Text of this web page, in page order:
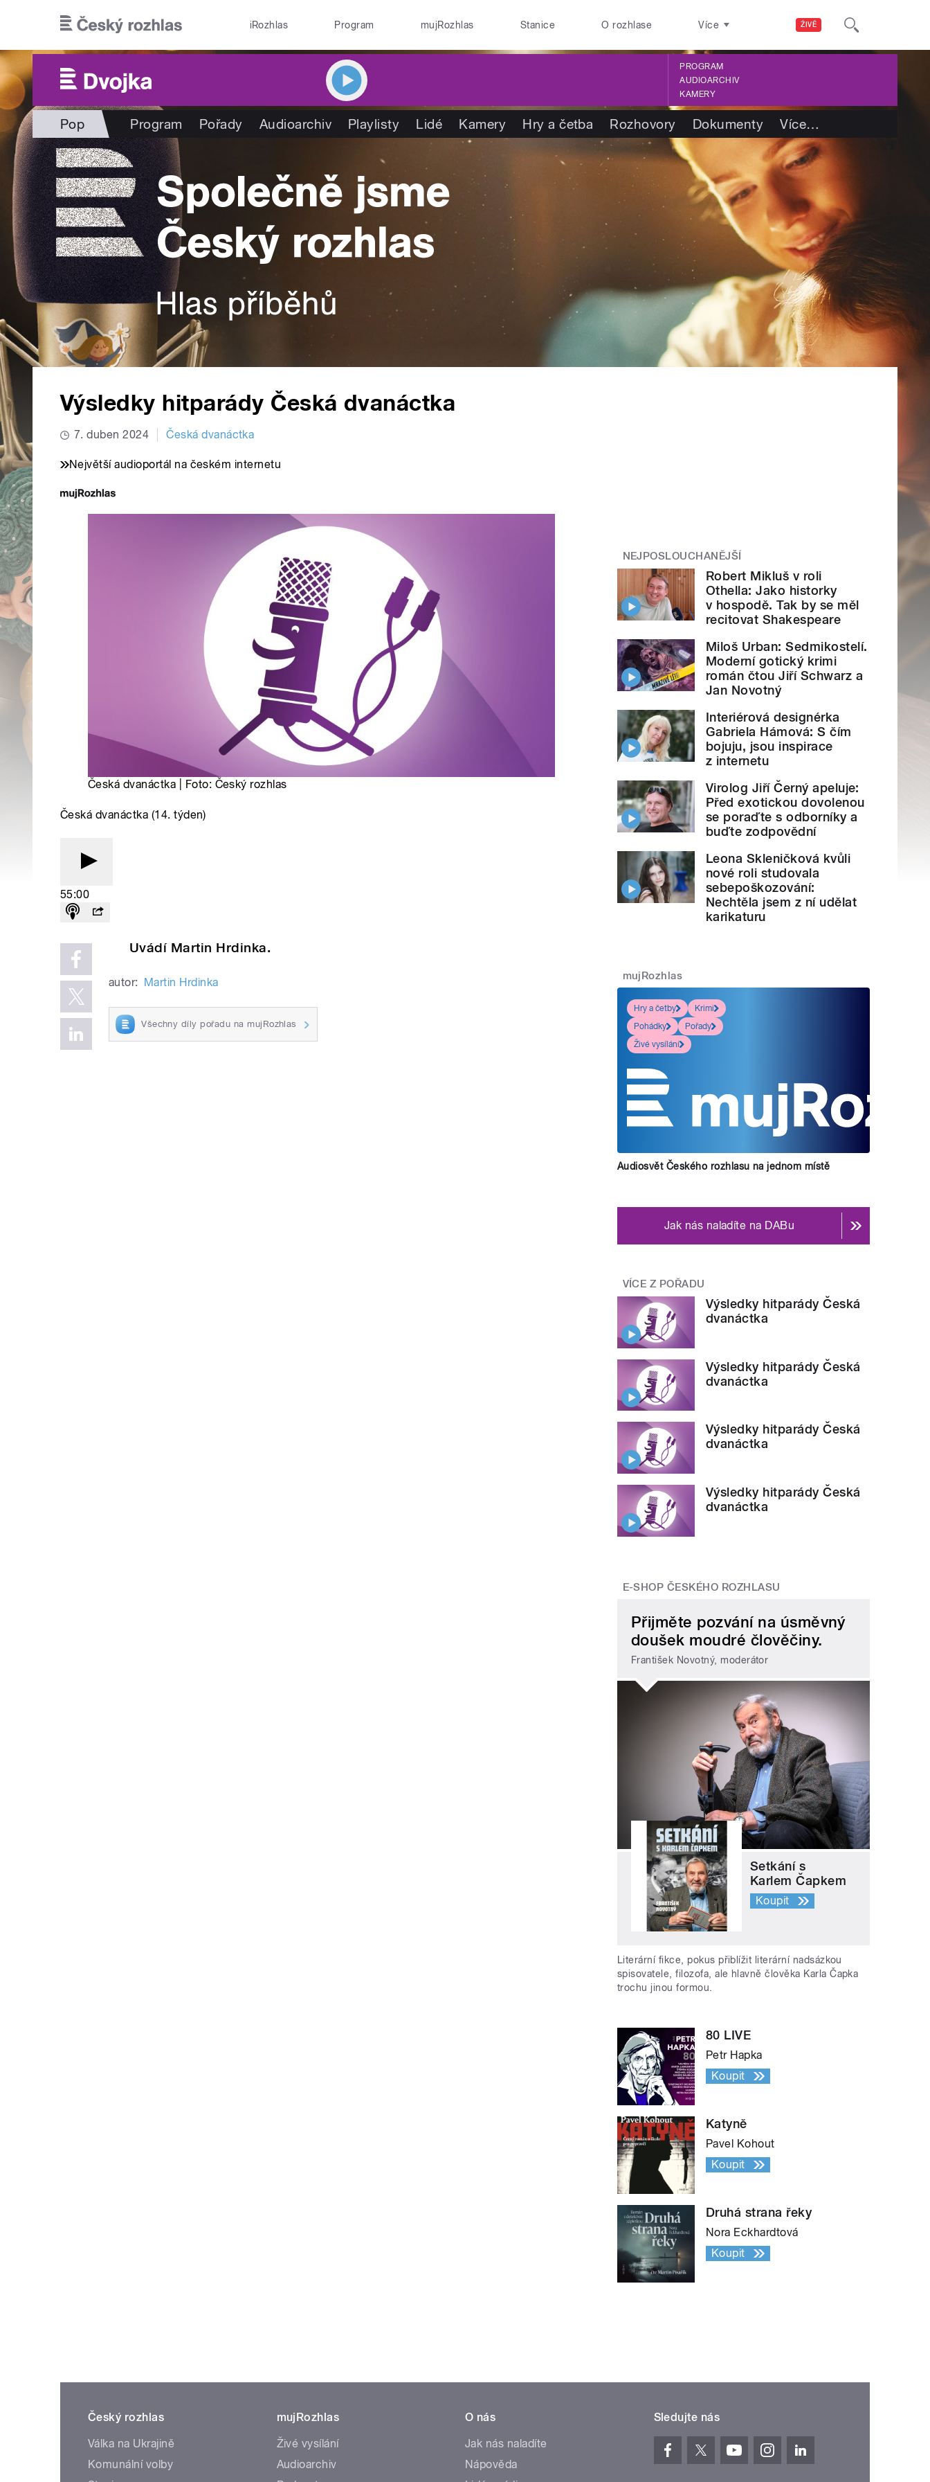
ŽIVĚ
iRozhlas Program mujRozhlas Stanice O rozhlase Více
PROGRAM
AUDIOARCHIV
KAMERY
Pop Program Pořady Audioarchiv Playlisty Lidé Kamery Hry a četba Rozhovory Dokumenty Více…
Výsledky hitparády Česká dvanáctka
7. duben 2024 Česká dvanáctka
Největší audioportál na českém internetu
Česká dvanáctka | Foto: Český rozhlas
Česká dvanáctka (14. týden)
55:00
Uvádí Martin Hrdinka.
autor: Martin Hrdinka
Všechny díly pořadu na mujRozhlas
NEJPOSLOUCHANĚJŠÍ
Robert Mikluš v roli
Othella: Jako historky
v hospodě. Tak by se měl
recitovat Shakespeare
Miloš Urban: Sedmikostelí.
Moderní gotický krimi
román čtou Jiří Schwarz a
Jan Novotný
Interiérová designérka
Gabriela Hámová: S čím
bojuju, jsou inspirace
z internetu
Virolog Jiří Černý apeluje:
Před exotickou dovolenou
se poraďte s odborníky a
buďte zodpovědní
Leona Skleničková kvůli
nové roli studovala
sebepoškozování:
Nechtěla jsem z ní udělat
karikaturu
mujRozhlas
Hry a četby
Krimi
Pohádky
Pořady
Živé vysílání
Audiosvět Českého rozhlasu na jednom místě
Jak nás naladíte na DABu
VÍCE Z POŘADU
Výsledky hitparády Česká
dvanáctka
Výsledky hitparády Česká
dvanáctka
Výsledky hitparády Česká
dvanáctka
Výsledky hitparády Česká
dvanáctka
E-SHOP ČESKÉHO ROZHLASU
Přijměte pozvání na úsměvný
doušek moudré člověčiny.
František Novotný, moderátor
Setkání s
Karlem Čapkem
Koupit
Literární fikce, pokus přiblížit literární nadsázkou
spisovatele, filozofa, ale hlavně člověka Karla Čapka
trochu jinou formou.
80 LIVE
Petr Hapka
Koupit
Katyně
Pavel Kohout
Koupit
Druhá strana řeky
Nora Eckhardtová
Koupit
Český rozhlas
Válka na Ukrajině
Komunální volby
mujRozhlas
Živé vysílání
Audioarchiv
O nás
Jak nás naladíte
Nápověda
Sledujte nás